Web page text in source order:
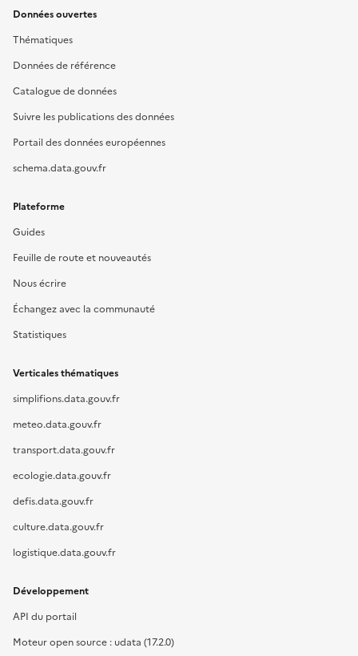
Données ouvertes
Thématiques
Données de référence
Catalogue de données
Suivre les publications des données
Portail des données européennes
schema.data.gouv.fr
Plateforme
Guides
Feuille de route et nouveautés
Nous écrire
Échangez avec la communauté
Statistiques
Verticales thématiques
simplifions.data.gouv.fr
meteo.data.gouv.fr
transport.data.gouv.fr
ecologie.data.gouv.fr
defis.data.gouv.fr
culture.data.gouv.fr
logistique.data.gouv.fr
Développement
API du portail
Moteur open source : udata (17.2.0)